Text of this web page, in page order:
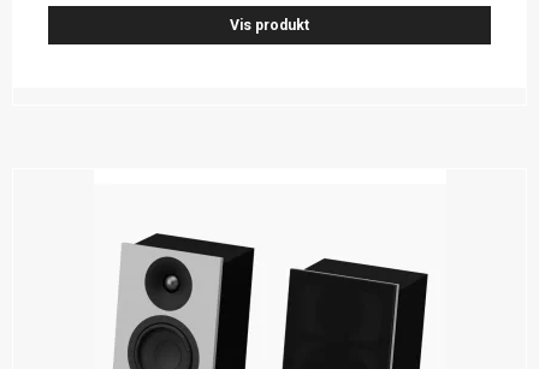
Vis produkt